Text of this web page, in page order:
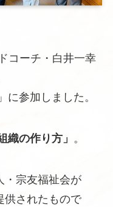
コーチ・白井一幸
に参加しました。
織の作り方」 。
・宗友福祉会が
供されたもので